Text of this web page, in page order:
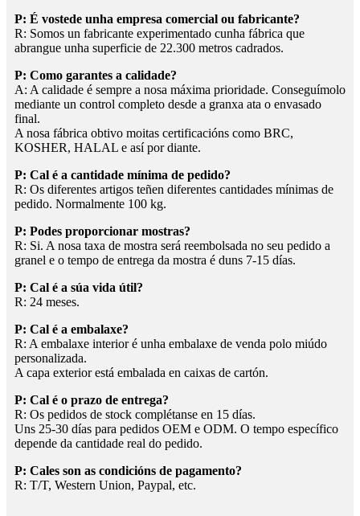
P: É vostede unha empresa comercial ou fabricante?
R: Somos un fabricante experimentado cunha fábrica que
abrangue unha superficie de 22.300 metros cadrados.
P: Como garantes a calidade?
A: A calidade é sempre a nosa máxima prioridade. Conseguímolo
mediante un control completo desde a granxa ata o envasado
final.
A nosa fábrica obtivo moitas certificacións como BRC,
KOSHER, HALAL e así por diante.
P: Cal é a cantidade mínima de pedido?
R: Os diferentes artigos teñen diferentes cantidades mínimas de
pedido. Normalmente 100 kg.
P: Podes proporcionar mostras?
R: Si. A nosa taxa de mostra será reembolsada no seu pedido a
granel e o tempo de entrega da mostra é duns 7-15 días.
P: Cal é a súa vida útil?
R: 24 meses.
P: Cal é a embalaxe?
R: A embalaxe interior é unha embalaxe de venda polo miúdo
personalizada.
A capa exterior está embalada en caixas de cartón.
P: Cal é o prazo de entrega?
R: Os pedidos de stock complétanse en 15 días.
Uns 25-30 días para pedidos OEM e ODM. O tempo específico
depende da cantidade real do pedido.
P: Cales son as condicións de pagamento?
R: T/T, Western Union, Paypal, etc.